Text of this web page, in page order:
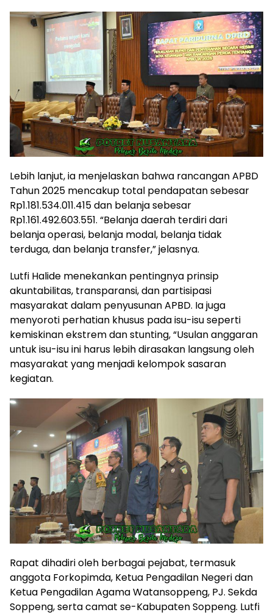
Lebih lanjut, ia menjelaskan bahwa rancangan APBD
Tahun 2025 mencakup total pendapatan sebesar
Rp1.181.534.011.415 dan belanja sebesar
Rp1.161.492.603.551. “Belanja daerah terdiri dari
belanja operasi, belanja modal, belanja tidak
terduga, dan belanja transfer,” jelasnya.
Lutfi Halide menekankan pentingnya prinsip
akuntabilitas, transparansi, dan partisipasi
masyarakat dalam penyusunan APBD. Ia juga
menyoroti perhatian khusus pada isu-isu seperti
kemiskinan ekstrem dan stunting, “Usulan anggaran
untuk isu-isu ini harus lebih dirasakan langsung oleh
masyarakat yang menjadi kelompok sasaran
kegiatan.
Rapat dihadiri oleh berbagai pejabat, termasuk
anggota Forkopimda, Ketua Pengadilan Negeri dan
Ketua Pengadilan Agama Watansoppeng, PJ. Sekda
Soppeng, serta camat se-Kabupaten Soppeng. Lutfi